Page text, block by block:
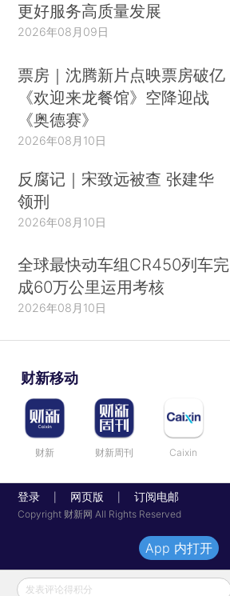
更好服务高质量发展
2026年08月09日
票房｜沈腾新片点映票房破亿
《欢迎来龙餐馆》空降迎战
《奥德赛》
2026年08月10日
反腐记｜宋致远被查 张建华
领刑
2026年08月10日
全球最快动车组CR450列车完
成60万公里运用考核
2026年08月10日
财新移动
财新 财新周刊 Caixin
登录 网页版 订阅电邮
Copyright 财新网 All Rights Reserved
发表评论得积分
App 内打开